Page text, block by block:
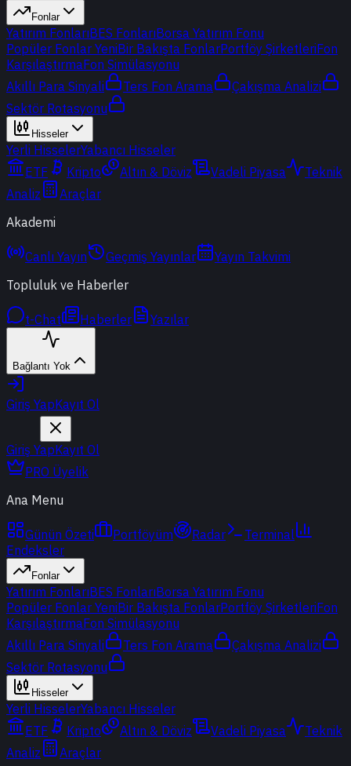
Fonlar
Yatırım FonlarıBES FonlarıBorsa Yatırım Fonu
Popüler Fonlar YeniBir Bakışta FonlarPortföy ŞirketleriFon
KarşılaştırmaFon Simülasyonu
Akıllı Para Sinyali
Ters Fon Arama
Çakışma Analizi
Sektör Rotasyonu
Hisseler
Yerli HisselerYabancı Hisseler
ETF
Kripto Altın & Döviz Vadeli Piyasa
Teknik
Analiz
Araçlar
Akademi
Canlı Yayın Geçmiş Yayınlar
Yayın Takvimi
Topluluk ve Haberler
t-Chat Haberler Yazılar
Bağlantı Yok
Giriş YapKayıt Ol
Giriş YapKayıt Ol
PRO Üyelik
Ana Menu
Günün Özeti Portföyüm Radar
Terminal
Endeksler
Fonlar
Yatırım FonlarıBES FonlarıBorsa Yatırım Fonu
Popüler Fonlar YeniBir Bakışta FonlarPortföy ŞirketleriFon
KarşılaştırmaFon Simülasyonu
Akıllı Para Sinyali
Ters Fon Arama
Çakışma Analizi
Sektör Rotasyonu
Hisseler
Yerli HisselerYabancı Hisseler
ETF
Kripto Altın & Döviz Vadeli Piyasa
Teknik
Analiz
Araçlar